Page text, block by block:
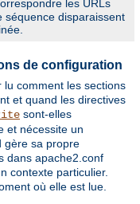
les URLs
séquence disparaissent
de configuration
lu comment les sections
et quand les directives
sont-elles
et nécessite un
gère sa propre
dans apache2.conf
contexte particulier.
où elle est lue.